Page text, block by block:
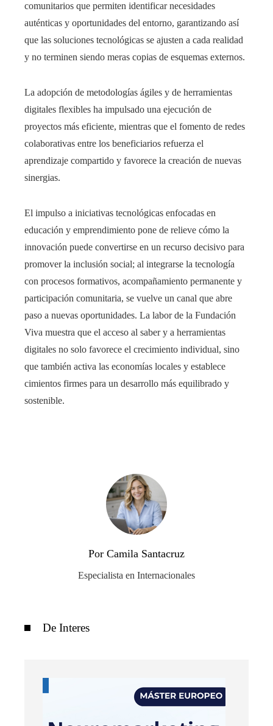
comunitarios que permiten identificar necesidades
auténticas y oportunidades del entorno, garantizando así
que las soluciones tecnológicas se ajusten a cada realidad
y no terminen siendo meras copias de esquemas externos.
La adopción de metodologías ágiles y de herramientas
digitales flexibles ha impulsado una ejecución de
proyectos más eficiente, mientras que el fomento de redes
colaborativas entre los beneficiarios refuerza el
aprendizaje compartido y favorece la creación de nuevas
sinergias.
El impulso a iniciativas tecnológicas enfocadas en
educación y emprendimiento pone de relieve cómo la
innovación puede convertirse en un recurso decisivo para
promover la inclusión social; al integrarse la tecnología
con procesos formativos, acompañamiento permanente y
participación comunitaria, se vuelve un canal que abre
paso a nuevas oportunidades. La labor de la Fundación
Viva muestra que el acceso al saber y a herramientas
digitales no solo favorece el crecimiento individual, sino
que también activa las economías locales y establece
cimientos firmes para un desarrollo más equilibrado y
sostenible.
Por Camila Santacruz
Especialista en Internacionales
De Interes